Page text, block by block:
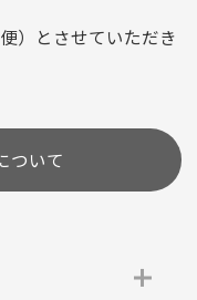
）とさせていただき
ついて